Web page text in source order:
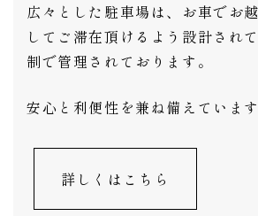
広々とした駐車場は、お車でお
してご滞在頂けるよう設計され
制で管理されております。
安心と利便性を兼ね備えています
詳しくはこちら